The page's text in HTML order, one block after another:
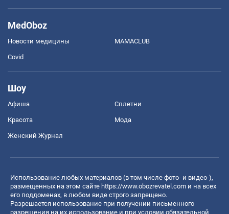
MedOboz
Новости медицины MAMACLUB
Covid
Шоу
Афиша Сплетни
Красота Мода
Женский Журнал
Использование любых материалов (в том числе фото- и видео-),
размещенных на этом сайте https://www.obozrevatel.com и на всех
его поддоменах, в любом виде строго запрещено.
Разрешается использование при получении письменного
разрешения на их использование и при условии обязательной